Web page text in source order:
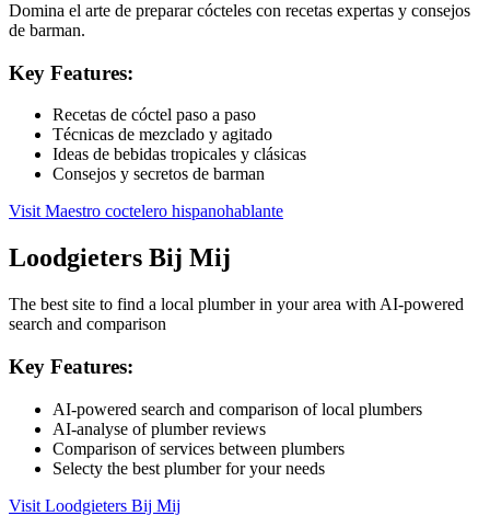
Domina el arte de preparar cócteles con recetas expertas y consejos
de barman.
Key Features:
Recetas de cóctel paso a paso
Técnicas de mezclado y agitado
Ideas de bebidas tropicales y clásicas
Consejos y secretos de barman
VisitMaestro coctelero hispanohablante
Loodgieters Bij Mij
The best site to find a local plumber in your area with AI-powered
search and comparison
Key Features:
AI-powered search and comparison of local plumbers
AI-analyse of plumber reviews
Comparison of services between plumbers
Selecty the best plumber for your needs
Visit Loodgieters Bij Mij